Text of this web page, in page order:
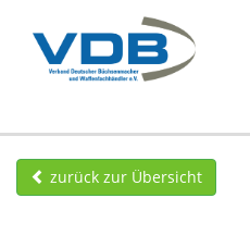
zurück zur Übersicht